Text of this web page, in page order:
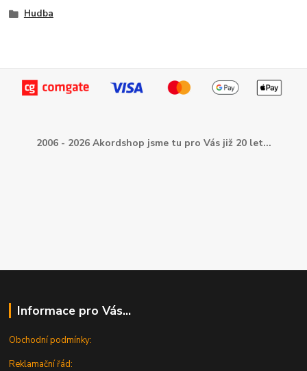
Hudba
2006 - 2026 Akordshop jsme tu pro Vás již 20 let...
Informace pro Vás...
Obchodní podmínky:
Reklamační řád: